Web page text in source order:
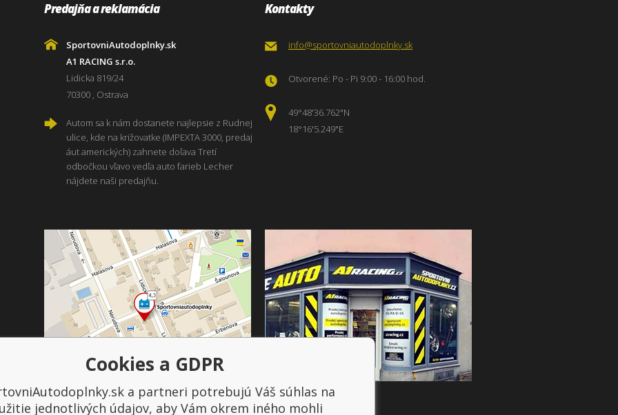
Predajňa a reklamácia
SportovniAutodoplnky.sk
A1 RACING s.r.o.
Lidicka 819/24
70300 , Ostrava
Autom sa k nám dostanete najlepsie z Rudnej
ulice, kde na križovatke (IMPEXTA 3000, predaj
áut amerických) zahnete doľava Tretí
odbočkou vľavo vedľa auto farieb Lecher
nájdete naši predajňu.
Kontakty
info@sportovniautodoplnky.sk
Otvorené: Po - Pi 9:00 - 16:00 hod.
49°48'36.762"N
18°16'5.249"E
Platba a doprava
Cookies a GDPR
a partneri potrebujú Váš súhlas na
jednotlivých údajov, aby Vám okrem iného mohli